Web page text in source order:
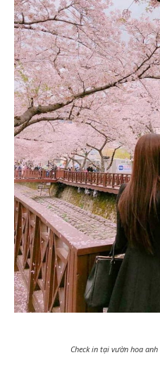
Check in tại vườn hoa